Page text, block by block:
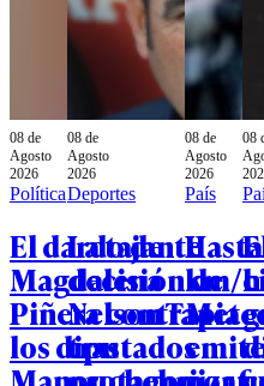
08 de
Agosto
2026
Política
El dardo de
Magdalena
Piñera contra
los diputados
08 de
Agosto
2026
Deportes
La tajante
decisión de
Nelson Tapia
tras
08 de
Agosto
2026
País
km/
08